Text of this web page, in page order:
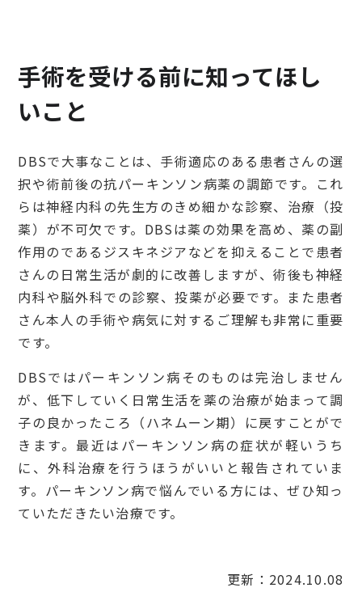
手術を受ける前に知ってほし
いこと
DBSで大事なことは、手術適応のある患者さんの選
択や術前後の抗パーキンソン病薬の調節です。これ
らは神経内科の先生方のきめ細かな診察、治療（投
薬）が不可欠です。DBSは薬の効果を高め、薬の副
作用のであるジスキネジアなどを抑えることで患者
さんの日常生活が劇的に改善しますが、術後も神経
内科や脳外科での診察、投薬が必要です。また患者
さん本人の手術や病気に対するご理解も非常に重要
です。
DBSではパーキンソン病そのものは完治しません
が、低下していく日常生活を薬の治療が始まって調
子の良かったころ（ハネムーン期）に戻すことがで
きます。最近はパーキンソン病の症状が軽いうち
に、外科治療を行うほうがいいと報告されていま
す。パーキンソン病で悩んでいる方には、ぜひ知っ
ていただきたい治療です。
更新：2024.10.08